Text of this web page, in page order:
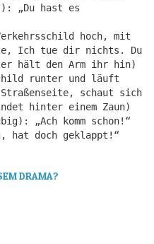
„Du hast es
hoch, mit
Ich tue dir nichts. Du
hält den Arm ihr hin)
runter und läuft
schaut sich
hinter einem Zaun)
„Ach komm schon!“
hat doch geklappt!“
DRAMA?